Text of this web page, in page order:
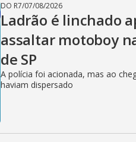
DO R7/07/08/2026
Ladrão é linchado
assaltar motoboy
de SP
A polícia foi acionada, mas ao
haviam dispersado